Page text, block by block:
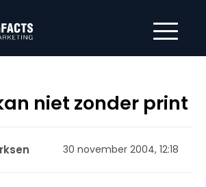
niet zonder print
30 november 2004, 12:18